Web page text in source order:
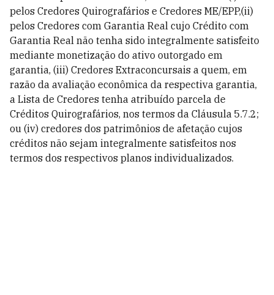
pelos Credores Quirografários e Credores ME/EPP,(ii)
pelos Credores com Garantia Real cujo Crédito com
Garantia Real não tenha sido integralmente satisfeito
mediante monetização do ativo outorgado em
garantia, (iii) Credores Extraconcursais a quem, em
razão da avaliação econômica da respectiva garantia,
a Lista de Credores tenha atribuído parcela de
Créditos Quirografários, nos termos da Cláusula 5.7.2;
ou (iv) credores dos patrimônios de afetação cujos
créditos não sejam integralmente satisfeitos nos
termos dos respectivos planos individualizados.